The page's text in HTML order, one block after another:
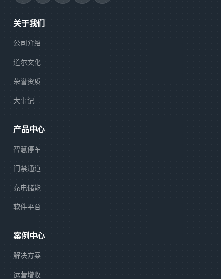
关于我们
公司介绍
道尔文化
荣誉资质
大事记
产品中心
智慧停车
门禁通道
充电储能
软件平台
案例中心
解决方案
运营增收